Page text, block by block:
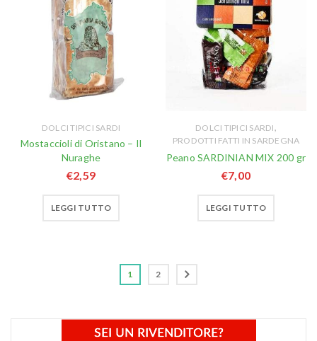
DOLCI TIPICI SARDI
Mostaccioli di Oristano – Il
Nuraghe
€2,59
LEGGI TUTTO
DOLCI TIPICI SARDI,
PRODOTTI FATTI IN SARDEGNA
Peano SARDINIAN MIX 200 gr
€7,00
LEGGI TUTTO
1 2